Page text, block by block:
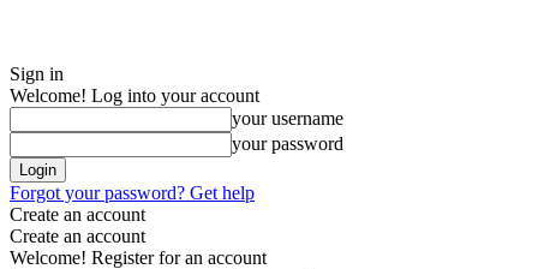
Sign in
Welcome! Log into your account
your username
your password
Forgot your password? Get help
Create an account
Create an account
Welcome! Register for an account